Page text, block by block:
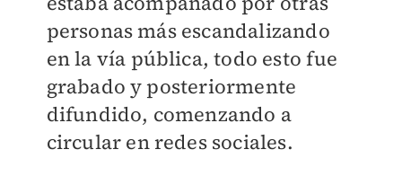
personas más escandalizando
en la vía pública, todo esto fue
grabado y posteriormente
difundido, comenzando a
circular en redes sociales.